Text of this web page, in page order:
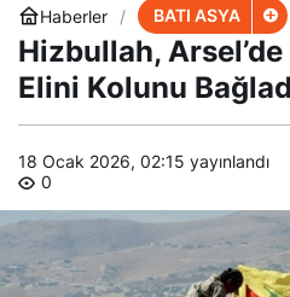
Haberler BATI ASYA
Hizbullah,
Elini Kolunu
18 Ocak 2026, 02:15 yayınlandı
0